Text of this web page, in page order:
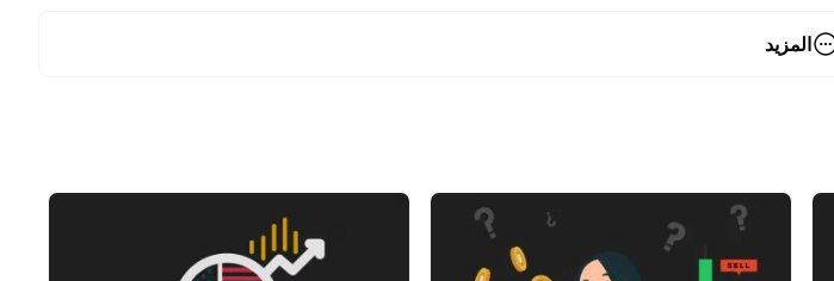
المزيد